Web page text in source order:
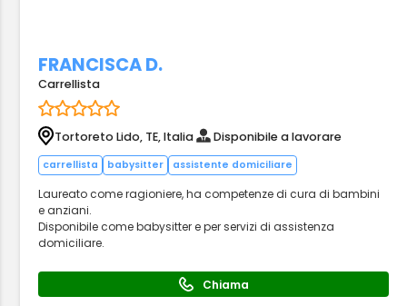
FRANCISCA D.
Carrellista
Tortoreto Lido, TE, Italia Disponibile a lavorare
carrellista babysitter assistente domiciliare
Laureato come ragioniere, ha competenze di cura di bambini
e anziani.
Disponibile come babysitter e per servizi di assistenza
domiciliare.
Chiama